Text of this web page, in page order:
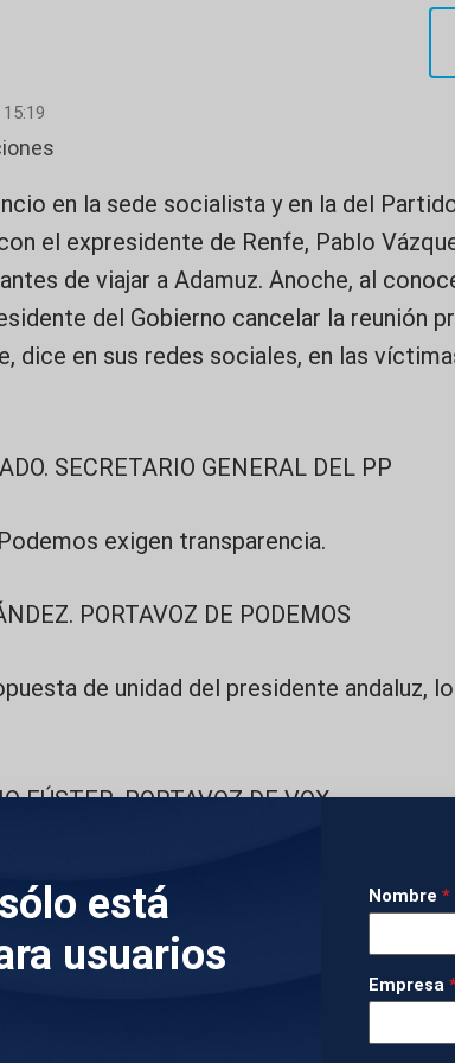
está
usuarios
Nombre *
Empresa
en la sede socialista y en la del
el expresidente de Renfe, Pablo
de viajar a Adamuz. Anoche, al
del Gobierno cancelar la reunión
dice en sus redes sociales, en las
SECRETARIO GENERAL DEL PP
exigen transparencia.
PORTAVOZ DE PODEMOS
de unidad del presidente andaluz,
FÚSTER. PORTAVOZ DE VOX
el Congreso de los Diputados a los
IMÁGENES